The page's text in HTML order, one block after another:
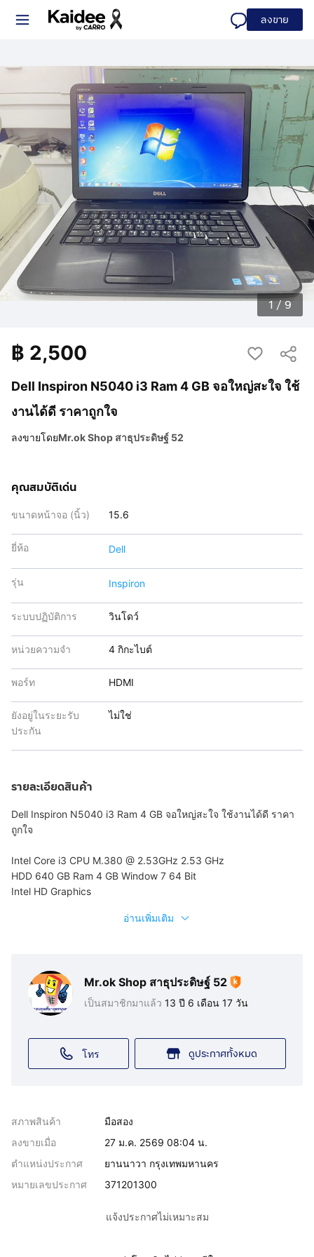
ลงขาย
1/9
Dell Inspiron N5040 i3 Ram 4 GB จอใหญ่สะใจ ใช้
งานได้ดี ราคาถูกใจ
฿ 2,500
ลงขายโดยMr.ok Shop สาธุประดิษฐ์ 52
คุณสมบัติเด่น
ขนาดหน้าจอ (นิ้ว) 15.6
ยี่ห้อ Dell
รุ่น Inspiron
ระบบปฏิบัติการ วินโดว์
หน่วยความจำ 4 กิกะไบต์
พอร์ท HDMI
ยังอยู่ในระยะรับ
ประกัน
ไม่ใช่
รายละเอียดสินค้า
Dell Inspiron N5040 i3 Ram 4 GB จอใหญ่สะใจ ใช้งานได้ดี ราคา
ถูกใจ
Intel Core i3 CPU M.380 @ 2.53GHz 2.53 GHz
HDD 640 GB Ram 4 GB Window 7 64 Bit
Intel HD Graphics
อ่านเพิ่มเติม
Mr.ok Shop สาธุประดิษฐ์ 52
เป็นสมาชิกมาแล้ว 13 ปี 6 เดือน 17 วัน
โทร ดูประกาศทั้งหมด
สภาพสินค้า
มือสอง
ลงขายเมื่อ
27 ม.ค. 2569 08:04 น.
ตำแหน่งประกาศ
ยานนาวา กรุงเทพมหานคร
หมายเลขประกาศ
371201300
แจ้งประกาศไม่เหมาะสม